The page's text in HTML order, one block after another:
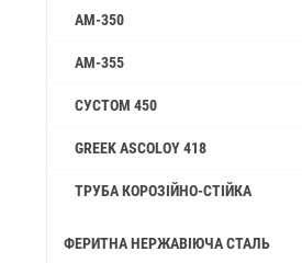
AM-350
AM-355
СУСТОМ 450
GREEK ASCOLOY 418
ТРУБА КОРОЗІЙНО-СТІЙКА
ФЕРИТНА НЕРЖАВІЮЧА СТАЛЬ